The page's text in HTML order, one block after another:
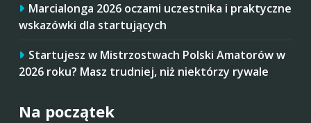
Marcialonga 2026 oczami uczestnika i praktyczne
wskazówki dla startujących
Startujesz w Mistrzostwach Polski Amatorów w
2026 roku? Masz trudniej, niż niektórzy rywale
Na początek